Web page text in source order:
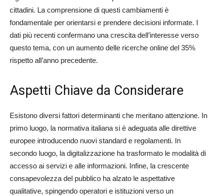
cittadini. La comprensione di questi cambiamenti è
fondamentale per orientarsi e prendere decisioni informate. I
dati più recenti confermano una crescita dell’interesse verso
questo tema, con un aumento delle ricerche online del 35%
rispetto all’anno precedente.
Aspetti Chiave da Considerare
Esistono diversi fattori determinanti che meritano attenzione. In
primo luogo, la normativa italiana si è adeguata alle direttive
europee introducendo nuovi standard e regolamenti. In
secondo luogo, la digitalizzazione ha trasformato le modalità di
accesso ai servizi e alle informazioni. Infine, la crescente
consapevolezza del pubblico ha alzato le aspettative
qualitative, spingendo operatori e istituzioni verso un